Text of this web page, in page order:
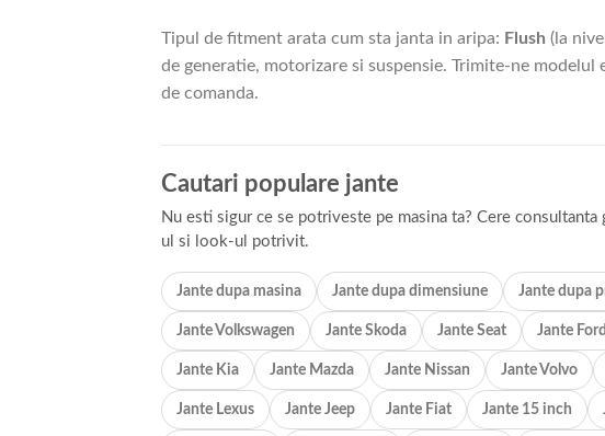
Tipul de fitment arata cum sta janta in aripa: Flush (la
de generatie, motorizare si suspensie. Trimite-ne
de comanda.
Cautari populare jante
Nu esti sigur ce se potriveste pe masina ta? Cere
ul si look-ul potrivit.
Jante dupa masina Jante dupa dimensiune Jante dupa
Jante Volkswagen Jante Skoda Jante Seat Jante Ford
Jante Kia Jante Mazda Jante Nissan Jante Volvo
Jante Lexus Jante Jeep Jante Fiat Jante 15 inch